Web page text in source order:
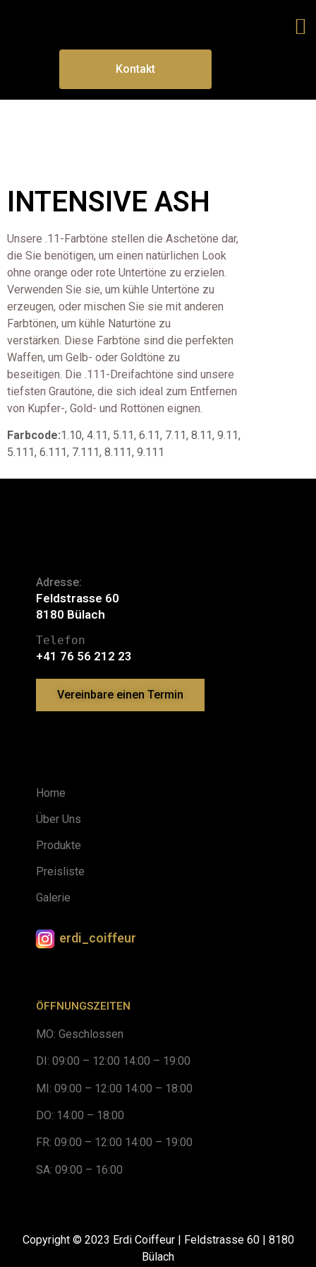
Kontakt
INTENSIVE ASH
Unsere .11-Farbtöne stellen die Aschetöne dar,
die Sie benötigen, um einen natürlichen Look
ohne orange oder rote Untertöne zu erzielen.
Verwenden Sie sie, um kühle Untertöne zu
erzeugen, oder mischen Sie sie mit anderen
Farbtönen, um kühle Naturtöne zu
verstärken. Diese Farbtöne sind die perfekten
Waffen, um Gelb- oder Goldtöne zu
beseitigen. Die .111-Dreifachtöne sind unsere
tiefsten Grautöne, die sich ideal zum Entfernen
von Kupfer-, Gold- und Rottönen eignen.
Farbcode:1.10, 4.11, 5.11, 6.11, 7.11, 8.11, 9.11,
5.111, 6.111, 7.111, 8.111, 9.111
Adresse:
Feldstrasse 60
8180 Bülach
Telefon
+41 76 56 212 23
Vereinbare einen Termin
Home
Über Uns
Produkte
Preisliste
Galerie
erdi_coiffeur
ÖFFNUNGSZEITEN
MO: Geschlossen
DI: 09:00 – 12:00 14:00 – 19:00
MI: 09:00 – 12:00 14:00 – 18:00
DO: 14:00 – 18:00
FR: 09:00 – 12:00 14:00 – 19:00
SA: 09:00 – 16:00
Copyright © 2023 Erdi Coiffeur | Feldstrasse 60 | 8180
Bülach